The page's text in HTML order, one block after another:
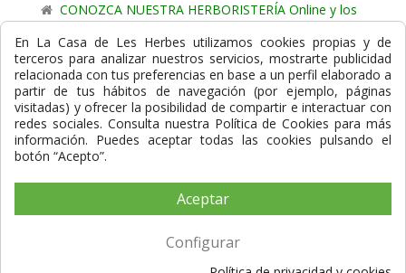
CONOZCA NUESTRA HERBORISTERÍA Online y los
comercio de proximidad de La Casa de les Herbes.
Powered byGesdi.com E-Commerce - Tiendas online
profesionales y seguras
Formas de Pago
Compra Segura
En La Casa de Les Herbes utilizamos cookies propias y de
terceros para analizar nuestros servicios, mostrarte publicidad
relacionada con tus preferencias en base a un perfil elaborado a
partir de tus hábitos de navegación (por ejemplo, páginas
visitadas) y ofrecer la posibilidad de compartir e interactuar con
redes sociales. Consulta nuestra Política de Cookies para más
información. Puedes aceptar todas las cookies pulsando el
botón “Acepto”.
Aceptar
Configurar